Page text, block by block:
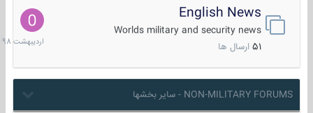
English News
Worlds military and security news
51 ارسال ها
10
1398
NON-MILITARY FORUMS - سایر بخشها